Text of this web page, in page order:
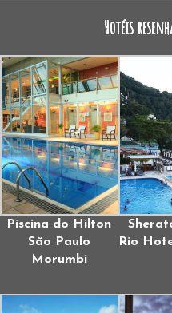
Hotéis
Piscina do Hilton
São Paulo
Morumbi
Rio